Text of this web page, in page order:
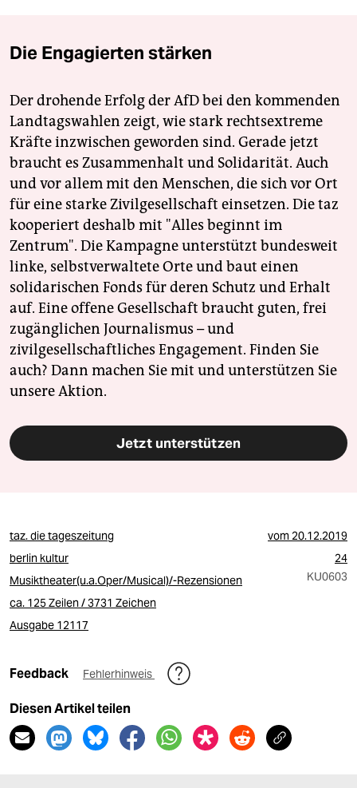
Die Engagierten stärken
Der drohende Erfolg der AfD bei den kommenden
Landtagswahlen zeigt, wie stark rechtsextreme
Kräfte inzwischen geworden sind. Gerade jetzt
braucht es Zusammenhalt und Solidarität. Auch
und vor allem mit den Menschen, die sich vor Ort
für eine starke Zivilgesellschaft einsetzen. Die taz
kooperiert deshalb mit "Alles beginnt im
Zentrum". Die Kampagne unterstützt bundesweit
linke, selbstverwaltete Orte und baut einen
solidarischen Fonds für deren Schutz und Erhalt
auf. Eine offene Gesellschaft braucht guten, frei
zugänglichen Journalismus – und
zivilgesellschaftliches Engagement. Finden Sie
auch? Dann machen Sie mit und unterstützen Sie
unsere Aktion.
Jetzt unterstützen
taz. die tageszeitung vom20.12.2019
berlin kultur
24
Musiktheater(u.a.Oper/Musical)/-Rezensionen
KU0603
ca. 125 Zeilen / 3731 Zeichen
Ausgabe 12117
Feedback Fehlerhinweis
Diesen Artikel teilen